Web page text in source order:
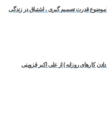
با موضوع قدرت تصمیم گیری ، اشتیاق در زندگی
کارهای روزانه ) از علی اکبر قزوینی